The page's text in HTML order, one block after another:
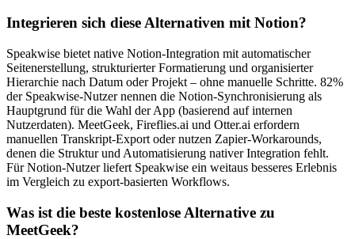
Integrieren sich diese Alternativen mit Notion?
Speakwise bietet native Notion-Integration mit automatischer
Seitenerstellung, strukturierter Formatierung und organisierter
Hierarchie nach Datum oder Projekt – ohne manuelle Schritte. 82%
der Speakwise-Nutzer nennen die Notion-Synchronisierung als
Hauptgrund für die Wahl der App (basierend auf internen
Nutzerdaten). MeetGeek, Fireflies.ai und Otter.ai erfordern
manuellen Transkript-Export oder nutzen Zapier-Workarounds,
denen die Struktur und Automatisierung nativer Integration fehlt.
Für Notion-Nutzer liefert Speakwise ein weitaus besseres Erlebnis
im Vergleich zu export-basierten Workflows.
Was ist die beste kostenlose Alternative zu
MeetGeek?